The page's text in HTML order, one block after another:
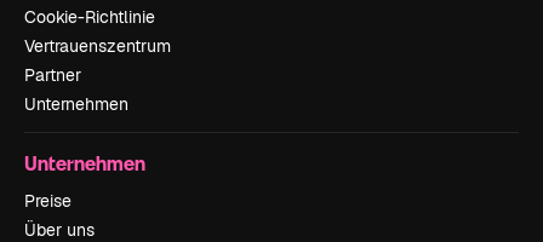
Cookie-Richtlinie
Vertrauenszentrum
Partner
Unternehmen
Unternehmen
Preise
Über uns